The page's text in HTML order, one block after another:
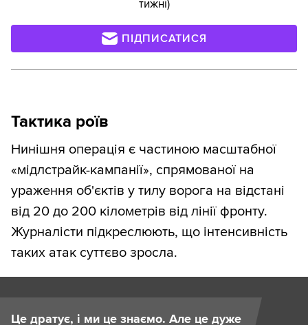
тижні)
ПІДПИСАТИСЯ
Тактика роїв
Нинішня операція є частиною масштабної
«мідлстрайк-кампанії», спрямованої на
ураження об'єктів у тилу ворога на відстані
від 20 до 200 кілометрів від лінії фронту.
Журналісти підкреслюють, що інтенсивність
таких атак суттєво зросла.
Це дратує, і ми це знаємо. Але це дуже